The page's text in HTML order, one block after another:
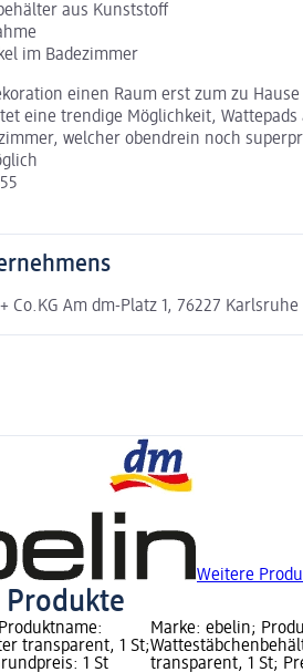
aus Kunststoff
im Badezimmer
einen Raum erst zum zu
eine trendige Möglichkeit,
welcher obendrein noch
Co.KG Am dm-Platz 1, 76227
Weitere
transparent, 1 St;
1 St
Marke: ebelin;
transparent, 1 St;